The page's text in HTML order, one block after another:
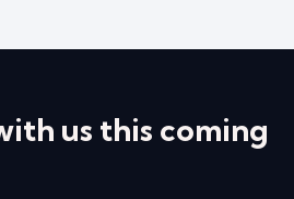
us this coming